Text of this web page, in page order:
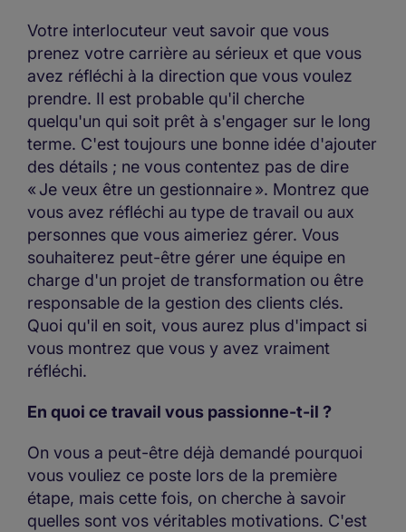
Votre interlocuteur veut savoir que vous
prenez votre carrière au sérieux et que vous
avez réfléchi à la direction que vous voulez
prendre. Il est probable qu'il cherche
quelqu'un qui soit prêt à s'engager sur le long
terme. C'est toujours une bonne idée d'ajouter
des détails ; ne vous contentez pas de dire
« Je veux être un gestionnaire ». Montrez que
vous avez réfléchi au type de travail ou aux
personnes que vous aimeriez gérer. Vous
souhaiterez peut-être gérer une équipe en
charge d'un projet de transformation ou être
responsable de la gestion des clients clés.
Quoi qu'il en soit, vous aurez plus d'impact si
vous montrez que vous y avez vraiment
réfléchi.
En quoi ce travail vous passionne-t-il ?
On vous a peut-être déjà demandé pourquoi
vous vouliez ce poste lors de la première
étape, mais cette fois, on cherche à savoir
quelles sont vos véritables motivations. C'est